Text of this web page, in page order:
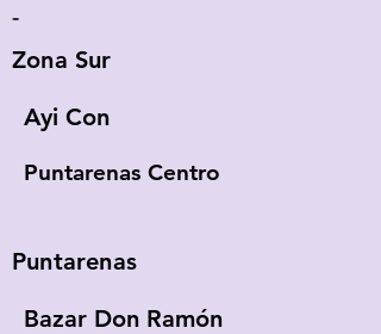
-
Zona Sur
Ayi Con
Puntarenas Centro
Puntarenas
Bazar Don Ramón